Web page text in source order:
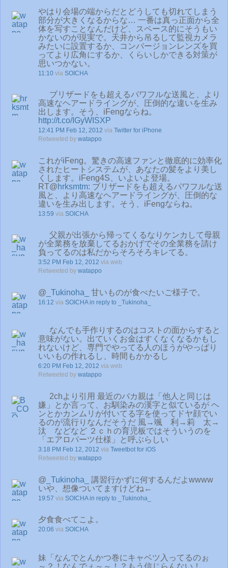
やはり会場の端からだとどうしても切れてしまう
部分が大きくなるからな… 一番は真っ正面から全
体を写すことなんだけど、スペース的にそうもい
かないのが現実で。天井から吊るして監視カメラ
みたいに設置するか、コンバージョンレンズを買
ってより広角にするか、くらいしかできる対策が
思いつかない。
11:10 via SOICHA
ブリザードをも超えるパワフルな送風と、より
高速なヘアードライングが、圧倒的な違いを生み
出します。そう、iFengならね。
http://t.co/IGyWISXP
12:41 PM Feb 12, 2012 via Twitter for iPhone
Retweeted by watappo
これがiFeng。驚きの高速ファンと徹底的に効率化
されたヒートシステムが、あなたの髪をより美し
くします。iFeng4S、いよいよ登場。
RT@hrksmtm: ブリザードをも超えるパワフルな送
風と、より高速なヘアードライングが、圧倒的な
違いを生み出します。そう、iFengならね。
13:59 via SOICHA
父親が出張から帰ってくるなりケンカして母親
が全業務を放棄してるおかげでその全業務を請け
負ってるのは私だからそろそろキレてる。
3:52 PM Feb 12, 2012 via web
Retweeted by watappo
@ _Tukinoha_ 甘いものが食べたいご様子で。
16:12 via SOICHA in reply to _Tukinoha_
なんでも手作りするのはコストの面からすると
意味がない。出ていくお金はすくなくなるかもし
れないけど、専門でやってる人のほうがやっぱり
いいもの作れるし、時間もかかるし
6:20 PM Feb 12, 2012 via web
Retweeted by watappo
2chより引用 最近のバカ親は「他人と同じは
嫌」とか言って、お馴染みの漢字と似ているが ヘ
ンとかカンムリが付いてる字を使ってドヤ顔でい
るのが流行りなんだそうだ 風→颯 利→莉 太→
汰 などなど ２ｃｈの育児板ではそういうのを
「エアロパーツ仕様」と呼ぶらしい
3:18 PM Feb 12, 2012 via Tweetbot for iOS
Retweeted by watappo
@ _Tukinoha_
講習行かずに何するんだよwwww
いや、想像ついてますけどね←
19:57 via SOICHA in reply to _Tukinoha_
夕食食べてこよ。
20:06 via SOICHA
妹「なんでとんかつ巻にキャベツ入ってるのぉ
～？！なんでぇ～～！？もう信じらんない！